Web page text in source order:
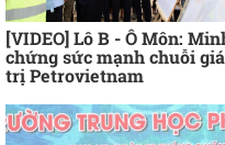
[VIDEO] Lô B - Ô Môn:
chứng sức mạnh chuỗi giá
trị Petrovietnam